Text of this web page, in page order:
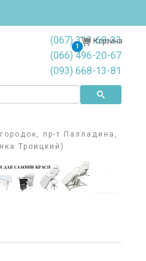
Корзина
1
пр-т Палладина,
Троицкий)
(067) 313-69-33
(066) 496-20-67
(093) 668-13-81